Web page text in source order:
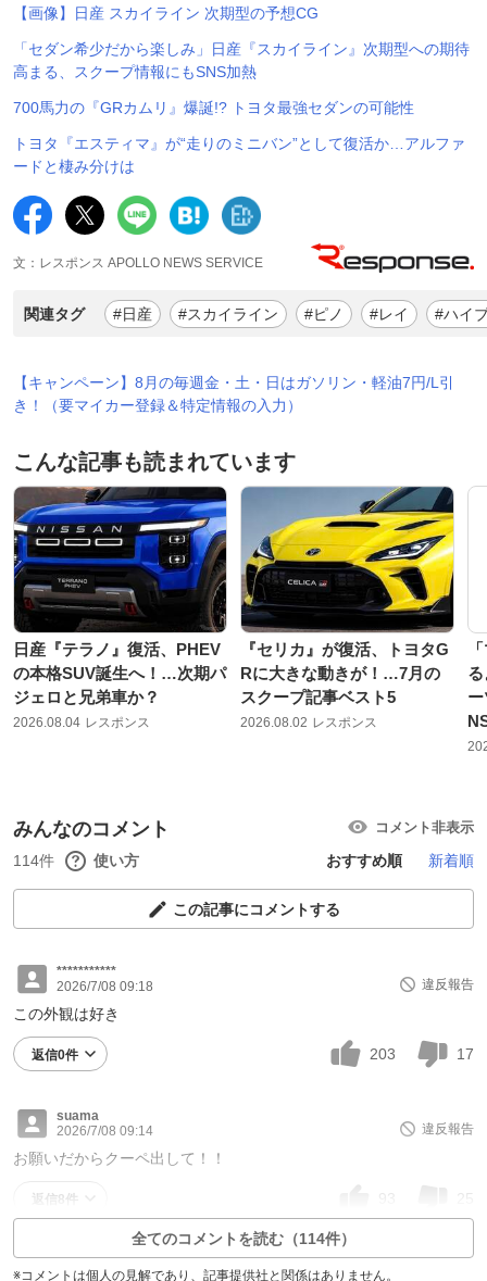
【画像】日産 スカイライン 次期型の予想CG
「セダン希少だから楽しみ」日産『スカイライン』次期型への期待
高まる、スクープ情報にもSNS加熱
700馬力の『GRカムリ』爆誕!? トヨタ最強セダンの可能性
トヨタ『エスティマ』が“走りのミニバン”として復活か…アルファ
ードと棲み分けは
文：レスポンス APOLLO NEWS SERVICE
関連タグ #日産 #スカイライン #ピノ #レイ #ハイ
【キャンペーン】8月の毎週金・土・日はガソリン・軽油7円/L引
き！（要マイカー登録＆特定情報の入力）
こんな記事も読まれています
日産『テラノ』復活、PHEV
の本格SUV誕生へ！…次期パ
ジェロと兄弟車か？
2026.08.04 レスポンス
『セリカ』が復活、トヨタG
Rに大きな動きが！…7月の
スクープ記事ベスト5
2026.08.02 レスポンス
みんなのコメント コメント非表示
114件 使い方 おすすめ順 新着順
この記事にコメントする
***********
2026/7/08 09:18
違反報告
この外観は好き
返信0件 203 17
suama
2026/7/08 09:14
違反報告
お願いだからクーペ出して！！
返信8件 25
全てのコメントを読む（114件）
※コメントは個人の見解であり、記事提供社と関係はありません。